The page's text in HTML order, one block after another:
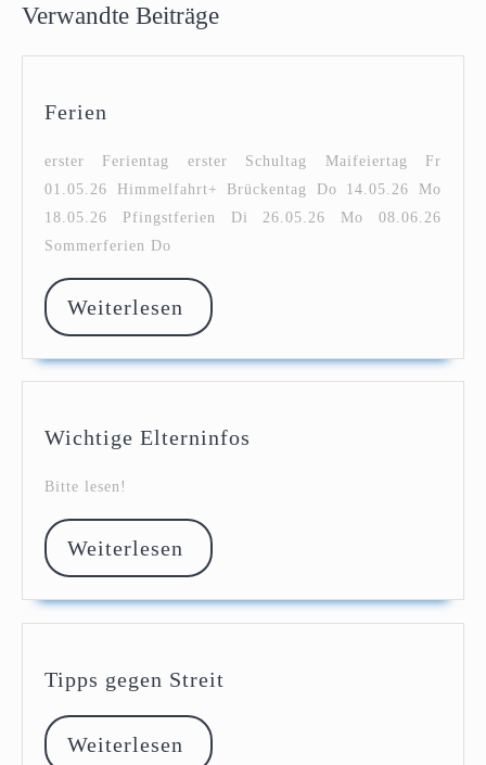
Verwandte Beiträge
Ferien
erster Ferientag erster Schultag Maifeiertag Fr
01.05.26 Himmelfahrt+ Brückentag Do 14.05.26 Mo
18.05.26 Pfingstferien Di 26.05.26 Mo 08.06.26
Sommerferien Do
Weiterlesen Weiterlesen
Wichtige Elterninfos
Bitte lesen!
Weiterlesen Weiterlesen
Tipps gegen Streit
Weiterlesen
Weiterlesen